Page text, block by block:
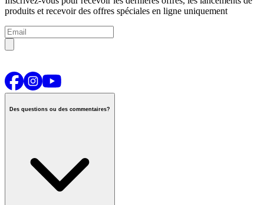
produits et recevoir des offres spéciales en ligne uniquement
Des questions ou des commentaires?